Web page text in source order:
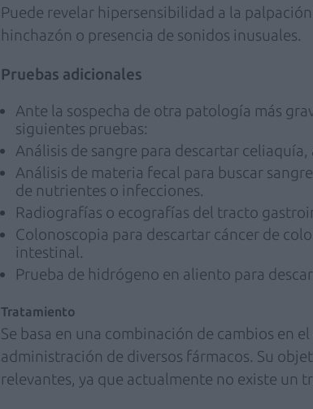
Puede revelar hipersensibilidad a la
hinchazón o presencia de sonidos inusuales.
Pruebas adicionales
Ante la sospecha de otra patología más
siguientes pruebas:
Análisis de sangre para descartar
Análisis de materia fecal para buscar
de nutrientes o infecciones.
Radiografías o ecografías del tracto
Colonoscopia para descartar cáncer de
intestinal.
Prueba de hidrógeno en aliento para
Tratamiento
Se basa en una combinación de cambios en
administración de diversos fármacos. Su
relevantes, ya que actualmente no existe un